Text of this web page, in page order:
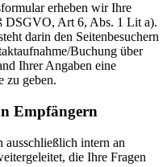
erheben wir Ihre
DSGVO, Art 6, Abs. 1 Lit a).
darin den Seitenbesuchern
Buchung über
Ihrer Angaben eine
zu geben.
Empfängern
ausschließlich intern an
die Ihre Fragen